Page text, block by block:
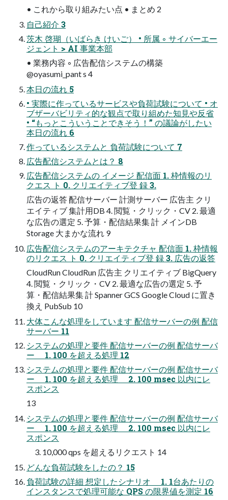
• これから取り組みたい点 • まとめ 2
自己紹介 3
茨木 啓瑚（いばらき けいご） • 所属 ◦ サイバーエー
ジェント > AI 事業本部
• 業務内容 ◦ 広告配信システムの構築
@oyasumi_pant s 4
本日の流れ 5
• 実際に作っているサービスや負荷試験について • オ
ブザーバビリティ的な観点で取り組めた知見や反省
• “もっとこういうことできそう！” の議論がしたい
本日の流れ 6
作っているシステムと 負荷試験について 7
広告配信システムとは？ 8
広告配信システムの イメージ 配信面 1. 枠情報のリ
クエス ト 0. クリエイティブ登 録 3.
広告の返答 配信サーバー 計測サーバー 広告主 クリ
エイティブ 集計用DB 4. 閲覧・クリック・CV 2. 最適
な広告の選定 5. 予算・配信結果集 計 メインDB
Storage 大まかな流れ 9
広告配信システムのアーキテクチャ 配信面 1. 枠情報
のリクエス ト 0. クリエイティブ登 録 3. 広告の返答
CloudRun CloudRun 広告主 クリエイティブ BigQuery
4. 閲覧・クリック・CV 2. 最適な広告の選定 5. 予
算・配信結果集 計 Spanner GCS Google Cloud に置き
換え PubSub 10
大体こんな処理をしています 配信サーバーの例 配信
サーバー 11
システムの処理と要件 配信サーバーの例 配信サーバ
ー 1. 100 を超える処理 12
システムの処理と要件 配信サーバーの例 配信サーバ
ー 1. 100 を超える処理 2. 100 msec 以内にレ
スポンス
13
システムの処理と要件 配信サーバーの例 配信サーバ
ー 1. 100 を超える処理 2. 100 msec 以内にレ
スポンス
3. 10,000 qps を超えるリクエスト 14
どんな負荷試験をしたの？ 15
負荷試験の詳細 想定したシナリオ 1. 1台あたりの
インスタンスで処理可能な QPS の限界値を測定 16